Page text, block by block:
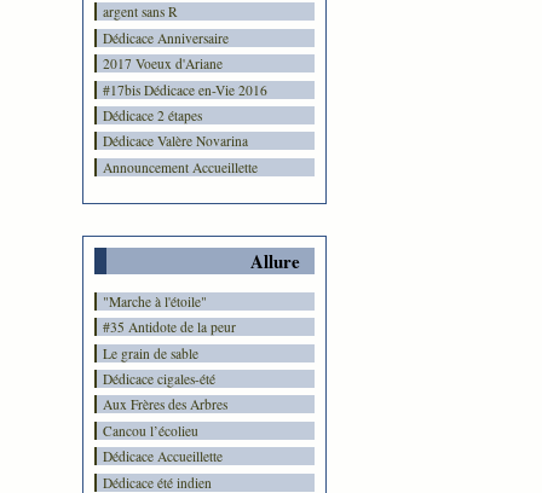
argent sans R
Dédicace Anniversaire
2017 Voeux d'Ariane
#17bis Dédicace en-Vie 2016
Dédicace 2 étapes
Dédicace Valère Novarina
Announcement Accueillette
Allure
"Marche à l'étoile"
#35 Antidote de la peur
Le grain de sable
Dédicace cigales-été
Aux Frères des Arbres
Cancou l’écolieu
Dédicace Accueillette
Dédicace été indien